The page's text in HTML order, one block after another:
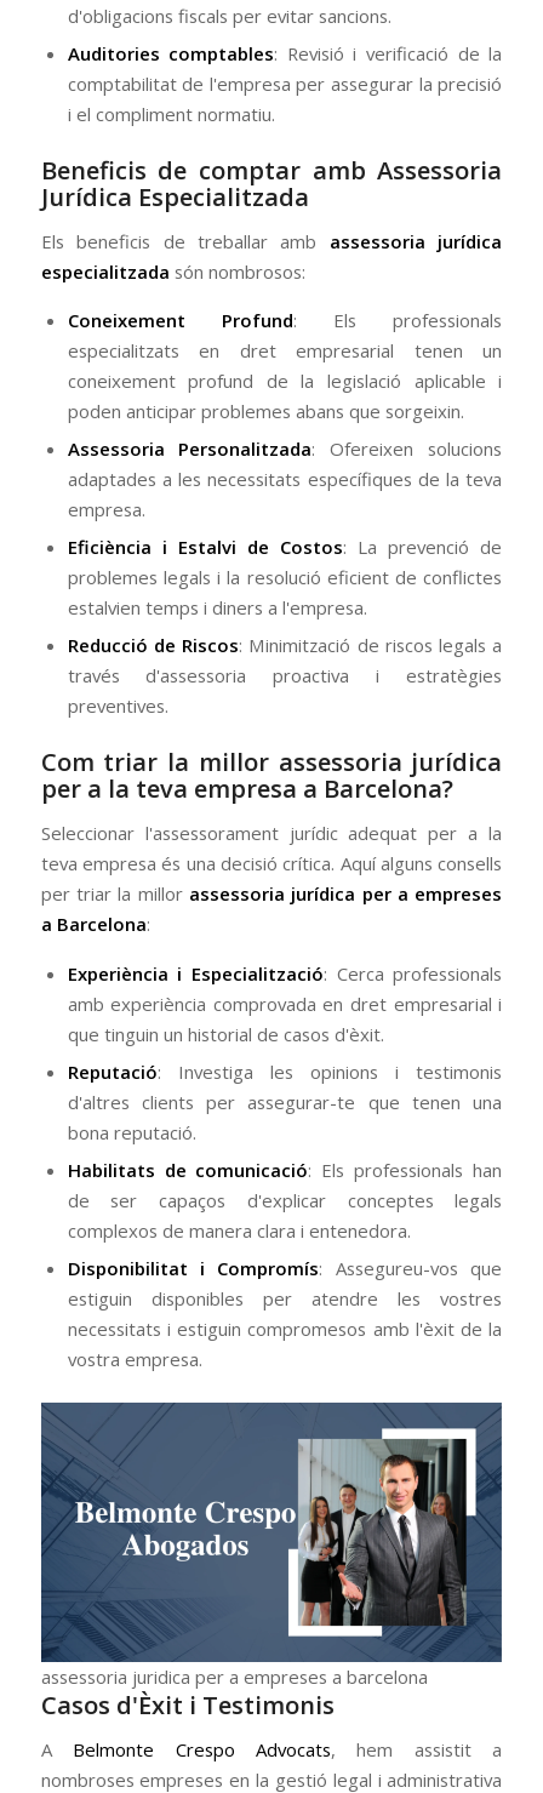
d'obligacions fiscals per evitar sancions.
Auditories comptables: Revisió i verificació de la
comptabilitat de l'empresa per assegurar la precisió
i el compliment normatiu.
Beneficis de comptar amb Assessoria
Jurídica Especialitzada
Els beneficis de treballar amb assessoria jurídica
especialitzada són nombrosos:
Coneixement Profund: Els professionals
especialitzats en dret empresarial tenen un
coneixement profund de la legislació aplicable i
poden anticipar problemes abans que sorgeixin.
Assessoria Personalitzada: Ofereixen solucions
adaptades a les necessitats específiques de la teva
empresa.
Eficiència i Estalvi de Costos: La prevenció de
problemes legals i la resolució eficient de conflictes
estalvien temps i diners a l'empresa.
Reducció de Riscos: Minimització de riscos legals a
través d'assessoria proactiva i estratègies
preventives.
Com triar la millor assessoria jurídica
per a la teva empresa a Barcelona?
Seleccionar l'assessorament jurídic adequat per a la
teva empresa és una decisió crítica. Aquí alguns consells
per triar la millor assessoria jurídica per a empreses
a Barcelona:
Experiència i Especialització: Cerca professionals
amb experiència comprovada en dret empresarial i
que tinguin un historial de casos d'èxit.
Reputació: Investiga les opinions i testimonis
d'altres clients per assegurar-te que tenen una
bona reputació.
Habilitats de comunicació: Els professionals han
de ser capaços d'explicar conceptes legals
complexos de manera clara i entenedora.
Disponibilitat i Compromís: Assegureu-vos que
estiguin disponibles per atendre les vostres
necessitats i estiguin compromesos amb l'èxit de la
vostra empresa.
assessoria juridica per a empreses a barcelona
Casos d'Èxit i Testimonis
A Belmonte Crespo Advocats, hem assistit a
nombroses empreses en la gestió legal i administrativa